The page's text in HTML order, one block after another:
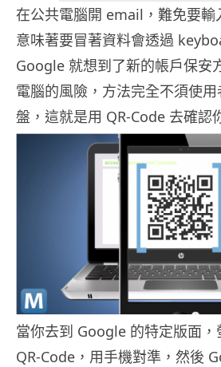
在公共電腦開 email，難免要輸
意味著要冒著資料會透過
Google 就想到了新的帳戶保安
電腦的風險，方法完全不須使
盤，這就是用 QR-Code 去確認
當你去到 Google 的特定版面，
QR-Code，用手機對準，然後